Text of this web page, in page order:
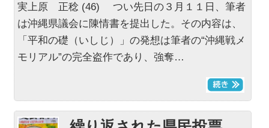
実上原 正稔 (46) つい先日の３月１１日、筆者
は沖縄県議会に陳情書を提出した。その内容は、
「平和の礎（いしじ）」の発想は筆者の“沖縄戦メ
モリアル”の完全盗作であり、強奪…